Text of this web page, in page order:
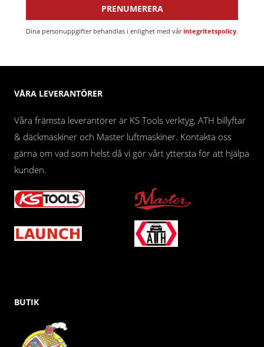
PRENUMERERA
Dina personuppgifter behandlas i enlighet med vårintegritetspolicy.
VÅRA LEVERANTÖRER
Våra främsta leverantörer är KS Tools verktyg, ATH billyftar
& däckmaskiner och Master luftmaskiner. Kontakta oss
gärna om vad som helst då vi gör vårt yttersta för att hjälpa
kunden.
BUTIK